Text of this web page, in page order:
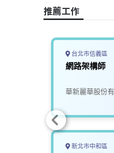
k
推薦工作
台北市信義區
網路架構師
華新麗華股份
新北市中和區